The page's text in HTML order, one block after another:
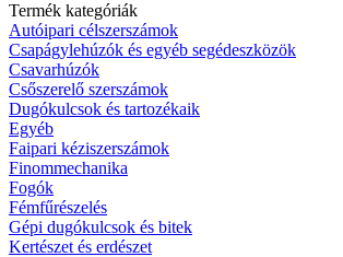
Termék kategóriák
Autóipari célszerszámok
Csapágylehúzók és egyéb segédeszközök
Csavarhúzók
Csőszerelő szerszámok
Dugókulcsok és tartozékaik
Egyéb
Faipari kéziszerszámok
Finommechanika
Fogók
Fémfűrészelés
Gépi dugókulcsok és bitek
Kertészet és erdészet